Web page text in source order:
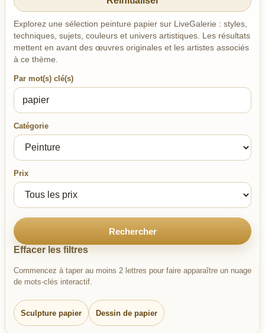
Explorez une sélection peinture papier sur LiveGalerie : styles,
techniques, sujets, couleurs et univers artistiques. Les résultats
mettent en avant des œuvres originales et les artistes associés
à ce thème.
Par mot(s) clé(s)
Catégorie
Prix
Rechercher
Effacer les filtres
Commencez à taper au moins 2 lettres pour faire apparaître un nuage
de mots-clés interactif.
Sculpture papier Dessin de papier